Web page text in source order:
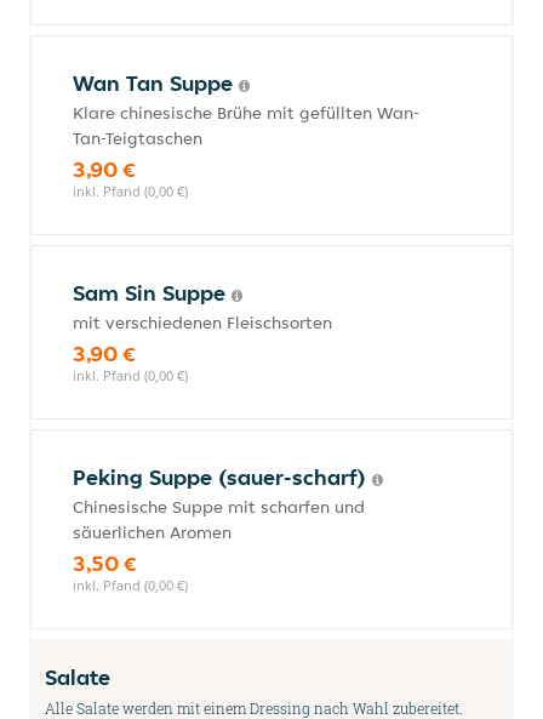
Wan Tan Suppe
Klare chinesische Brühe mit gefüllten Wan-
Tan-Teigtaschen
3,90 €
inkl. Pfand (0,00 €)
Sam Sin Suppe
mit verschiedenen Fleischsorten
3,90 €
inkl. Pfand (0,00 €)
Peking Suppe (sauer-scharf)
Chinesische Suppe mit scharfen und
säuerlichen Aromen
3,50 €
inkl. Pfand (0,00 €)
Salate
Alle Salate werden mit einem Dressing nach Wahl zubereitet.